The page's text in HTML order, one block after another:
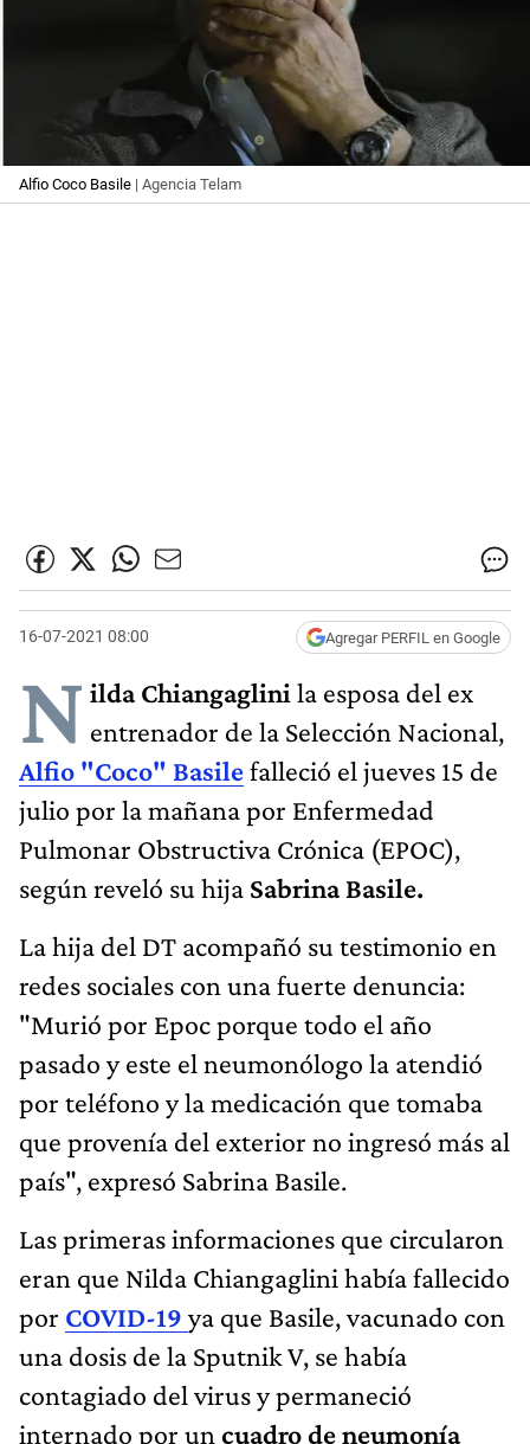
Alfio Coco Basile | Agencia Telam
16-07-2021 08:00 Agregar PERFIL en Google
N ilda Chiangaglini la esposa del ex
entrenador de la Selección Nacional,
Alfio "Coco" Basilefalleció el jueves 15 de
julio por la mañana por Enfermedad
Pulmonar Obstructiva Crónica (EPOC),
según reveló su hija Sabrina Basile.
La hija del DT acompañó su testimonio en
redes sociales con una fuerte denuncia:
"Murió por Epoc porque todo el año
pasado y este el neumonólogo la atendió
por teléfono y la medicación que tomaba
que provenía del exterior no ingresó más al
país", expresó Sabrina Basile.
Las primeras informaciones que circularon
eran que Nilda Chiangaglini había fallecido
por COVID-19 ya que Basile, vacunado con
una dosis de la Sputnik V, se había
contagiado del virus y permaneció
internado por un cuadro de neumonía